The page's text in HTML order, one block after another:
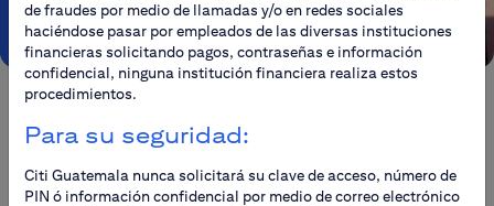
Guatemala
de fraudes por medio de llamadas y/o en redes sociales
haciéndose pasar por empleados de las diversas instituciones
financieras solicitando pagos, contraseñas e información
confidencial, ninguna institución financiera realiza estos
procedimientos.
Para su seguridad:
Citi Guatemala nunca solicitará su clave de acceso, número de
PIN ó información confidencial por medio de correo electrónico
Información Institucional